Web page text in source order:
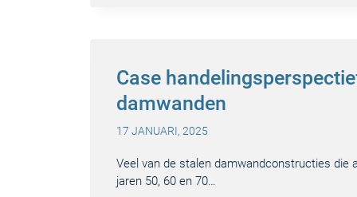
Case
damwanden
17 JANUARI, 2025
Veel van de stalen damwandconstructies die
jaren 50, 60 en 70…